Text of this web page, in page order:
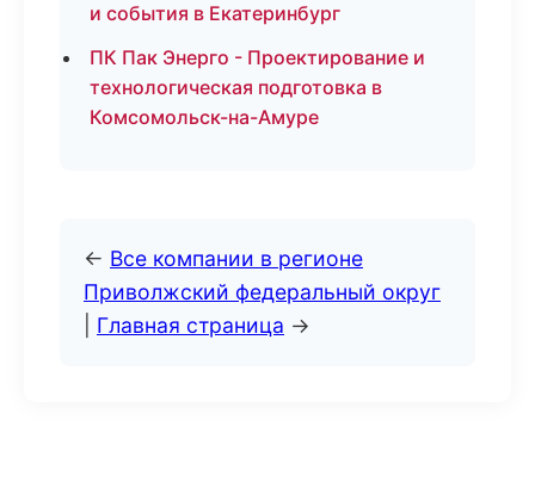
и события в Екатеринбург
ПК Пак Энерго - Проектирование и
технологическая подготовка в
Комсомольск-на-Амуре
← Все компании в регионе
Приволжский федеральный округ
Главная страница →